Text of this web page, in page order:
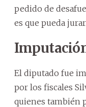
pedido de
es que pueda
El diputado fue
por los fiscales
quienes también